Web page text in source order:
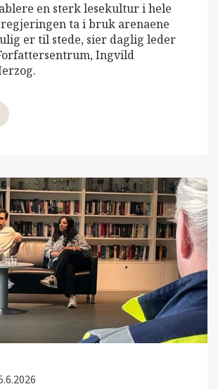
en sterk lesekultur i hele
ta i bruk arenaene
er til stede, sier daglig leder
Ingvild